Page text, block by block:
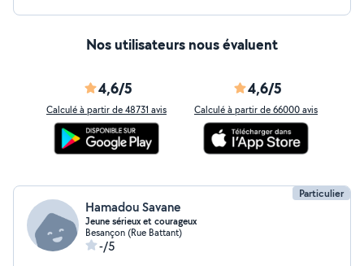
Nos utilisateurs nous évaluent
4,6/5
Calculé à partir de 48731 avis
4,6/5
Calculé à partir de 66000 avis
Particulier
Hamadou Savane
Jeune sérieux et courageux
Besançon (Rue Battant)
-/5